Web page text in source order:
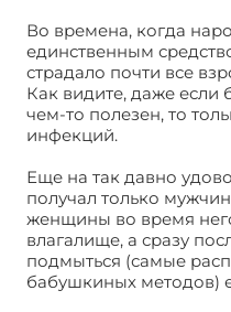
Во времена, когда
единственным
страдало почти все
Как видите, даже если
чем-то полезен, то
инфекций.
Еще на так давно
получал только
женщины во время
влагалище, а сразу
подмыться (самые
бабушкиных методов)